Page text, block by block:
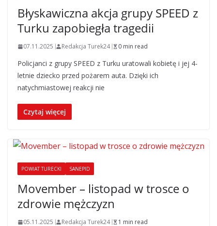
Błyskawiczna akcja grupy SPEED z
Turku zapobiegła tragedii
07.11.2025 Redakcja Turek24 0 min read
Policjanci z grupy SPEED z Turku uratowali kobietę i jej 4-
letnie dziecko przed pożarem auta. Dzięki ich
natychmiastowej reakcji nie
Czytaj więcej
POWIAT TURECKI SANEPID
Movember – listopad w trosce o
zdrowie mężczyzn
05.11.2025 Redakcja Turek24 1 min read